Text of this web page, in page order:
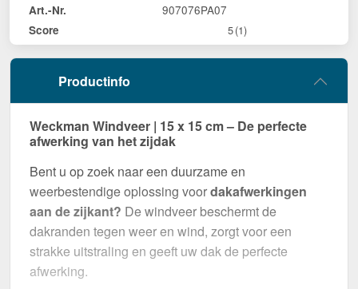
Art.-Nr. 907076PA07
Score 5(1)
Productinfo
Weckman Windveer | 15 x 15 cm – De perfecte
afwerking van het zijdak
Bent u op zoek naar een duurzame en
weerbestendige oplossing voordakafwerkingen
aan de zijkant? De windveer beschermt de
dakranden tegen weer en wind, zorgt voor een
strakke uitstraling en geeft uw dak de perfecte
afwerking.